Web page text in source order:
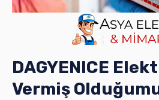
DAGYENICE
Vermiş